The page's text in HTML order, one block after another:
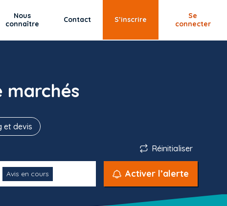
Nous
connaître
Contact S’inscrire
Se
connecter
marchés
et devis
Réinitialiser
Avis en cours Activer l’alerte